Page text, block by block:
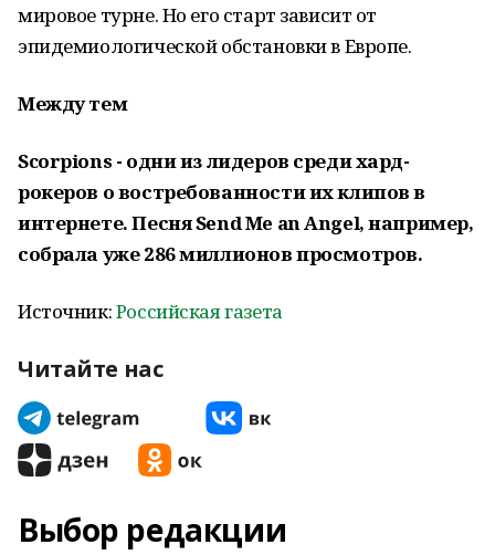
мировое турне. Но его старт зависит от
эпидемиологической обстановки в Европе.
Между тем
Scorpions - одни из лидеров среди хард-
рокеров о востребованности их клипов в
интернете. Песня Send Me an Angel, например,
собрала уже 286 миллионов просмотров.
Источник:Российская газета
Читайте нас
Выбор редакции